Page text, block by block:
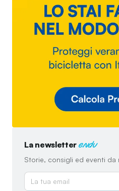
La newsletter endu
Storie, consigli ed eventi da